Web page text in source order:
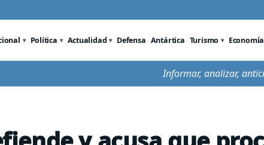
Política Actualidad Defensa Antártica Turismo Economía
Informar, analizar,